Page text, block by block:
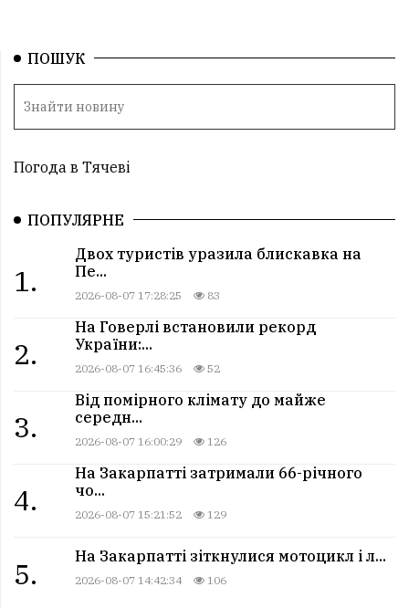
ПОШУК
Погода в Тячеві
ПОПУЛЯРНЕ
1.
Двох туристів уразила блискавка на
Пе...
2026-08-07 17:28:25 83
2.
На Говерлі встановили рекорд
України:...
2026-08-07 16:45:36 52
3.
Від помірного клімату до майже
середн...
2026-08-07 16:00:29 126
4.
На Закарпатті затримали 66-річного
чо...
2026-08-07 15:21:52 129
5.
На Закарпатті зіткнулися мотоцикл і л...
2026-08-07 14:42:34 106